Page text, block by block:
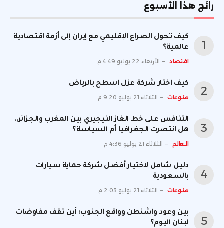
رائج هذا الأسبوع
كيف تحول الصراع الإقليمي مع إيران إلى أزمة اقتصادية
عالمية؟
اقتصاد الأربعاء 22 يوليو 4:49 م
كيف اختار شركة عزل اسطح بالرياض
منوعات الثلاثاء 21 يوليو 9:20 م
التنافس على خط الغاز النيجيري بين المغرب والجزائر..
هل انتصرت الجغرافيا أم السياسة؟
العالم الثلاثاء 21 يوليو 4:36 م
دليل شامل لاختيار أفضل شركة حماية سيارات
بالسعودية
منوعات الثلاثاء 21 يوليو 2:03 م
بين وعود واشنطن وواقع الجنوب: أين تقف مفاوضات
لبنان اليوم؟